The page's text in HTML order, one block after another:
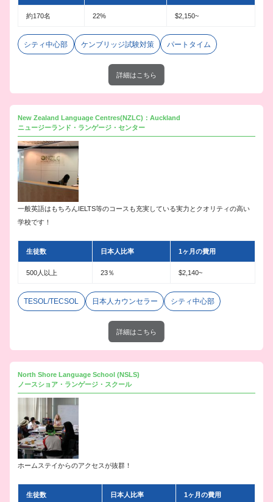
約170名 22% $2,150~
シティ中心部 ケンブリッジ試験対策 パートタイム
詳細はこちら
New Zealand Language Centres(NZLC)：Auckland
ニュージーランド・ランゲージ・センター
一般英語はもちろんIELTS等のコースも充実している実力とクオリティの高い
学校です！
生徒数 日本人比率 1ヶ月の費用
500人以上 23％ $2,140~
TESOL/TECSOL 日本人カウンセラー シティ中心部
詳細はこちら
North Shore Language School (NSLS)
ノースショア・ランゲージ・スクール
ホームステイからのアクセスが抜群！
生徒数 日本人比率 1ヶ月の費用